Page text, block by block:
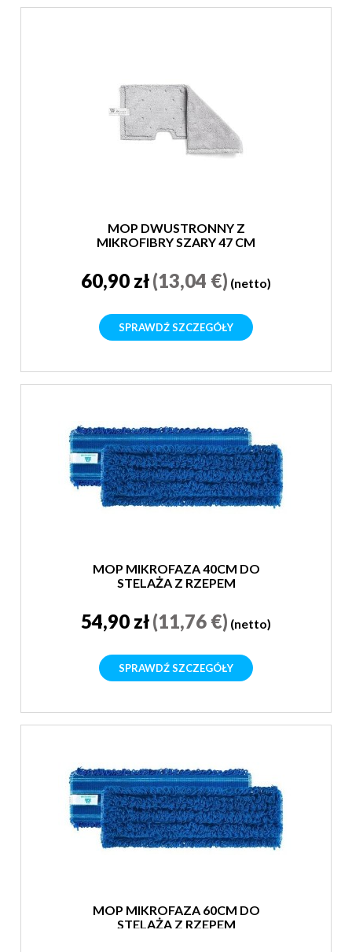
MOP DWUSTRONNY Z
MIKROFIBRY SZARY 47 CM
60,90 zł(13,04 €) (netto)
SPRAWDŹ SZCZEGÓŁY
MOP MIKROFAZA 40CM DO
STELAŻA Z RZEPEM
54,90 zł(11,76 €) (netto)
SPRAWDŹ SZCZEGÓŁY
MOP MIKROFAZA 60CM DO
STELAŻA Z RZEPEM